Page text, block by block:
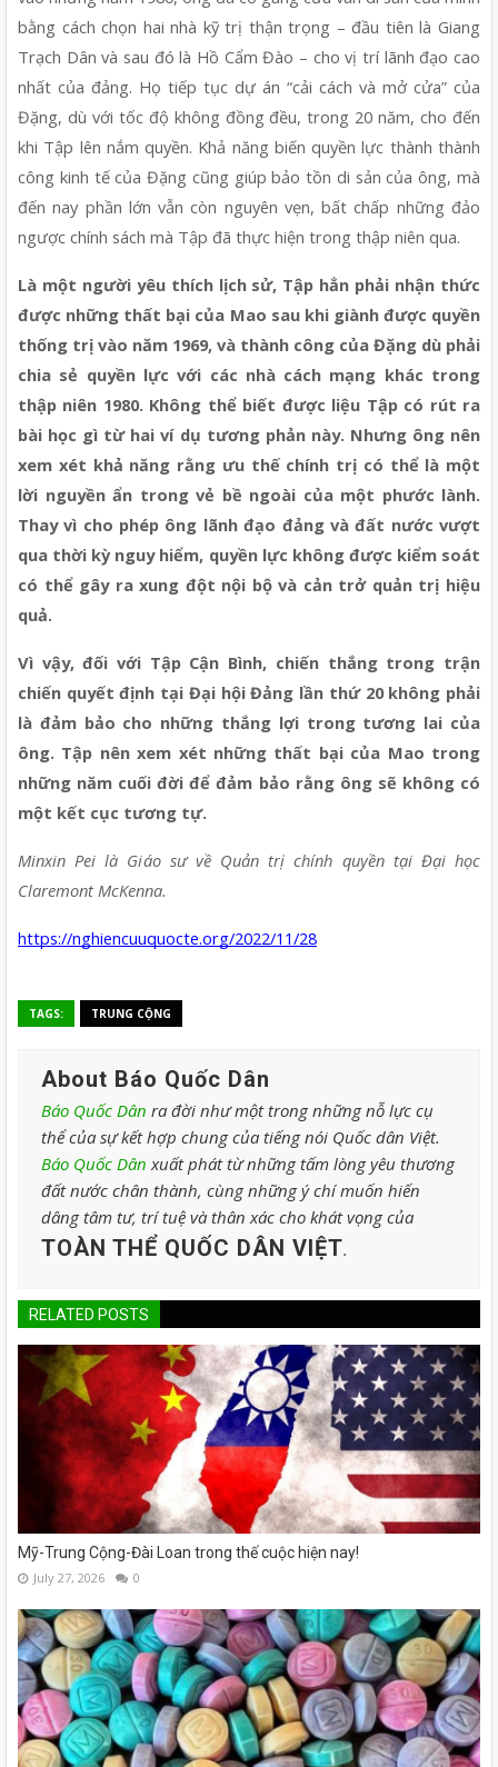
bằng cách chọn hai nhà kỹ trị thận trọng – đầu tiên là Giang
Trạch Dân và sau đó là Hồ Cẩm Đào – cho vị trí lãnh đạo cao
nhất của đảng. Họ tiếp tục dự án “cải cách và mở cửa” của
Đặng, dù với tốc độ không đồng đều, trong 20 năm, cho đến
khi Tập lên nắm quyền. Khả năng biến quyền lực thành thành
công kinh tế của Đặng cũng giúp bảo tồn di sản của ông, mà
đến nay phần lớn vẫn còn nguyên vẹn, bất chấp những đảo
ngược chính sách mà Tập đã thực hiện trong thập niên qua.
Là một người yêu thích lịch sử, Tập hẳn phải nhận thức
được những thất bại của Mao sau khi giành được quyền
thống trị vào năm 1969, và thành công của Đặng dù phải
chia sẻ quyền lực với các nhà cách mạng khác trong
thập niên 1980. Không thể biết được liệu Tập có rút ra
bài học gì từ hai ví dụ tương phản này. Nhưng ông nên
xem xét khả năng rằng ưu thế chính trị có thể là một
lời nguyền ẩn trong vẻ bề ngoài của một phước lành.
Thay vì cho phép ông lãnh đạo đảng và đất nước vượt
qua thời kỳ nguy hiểm, quyền lực không được kiểm soát
có thể gây ra xung đột nội bộ và cản trở quản trị hiệu
quả.
Vì vậy, đối với Tập Cận Bình, chiến thắng trong trận
chiến quyết định tại Đại hội Đảng lần thứ 20 không phải
là đảm bảo cho những thắng lợi trong tương lai của
ông. Tập nên xem xét những thất bại của Mao trong
những năm cuối đời để đảm bảo rằng ông sẽ không có
một kết cục tương tự.
Minxin Pei là Giáo sư về Quản trị chính quyền tại Đại học
Claremont McKenna.
https://nghiencuuquocte.org/2022/11/28
TAGS: TRUNG CỘNG
About Báo Quốc Dân
Báo Quốc Dân ra đời như một trong những nỗ lực cụ
thể của sự kết hợp chung của tiếng nói Quốc dân Việt.
Báo Quốc Dân xuất phát từ những tấm lòng yêu thương
đất nước chân thành, cùng những ý chí muốn hiến
dâng tâm tư, trí tuệ và thân xác cho khát vọng của
TOÀN THỂ QUỐC DÂN VIỆT.
RELATED POSTS
Mỹ-Trung Cộng-Đài Loan trong thế cuộc hiện nay!
July 27, 2026 0